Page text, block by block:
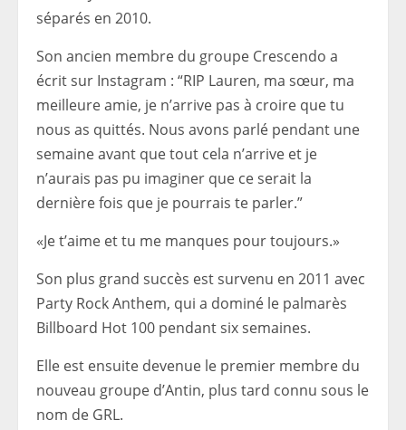
séparés en 2010.
Son ancien membre du groupe Crescendo a
écrit sur Instagram : “RIP Lauren, ma sœur, ma
meilleure amie, je n’arrive pas à croire que tu
nous as quittés. Nous avons parlé pendant une
semaine avant que tout cela n’arrive et je
n’aurais pas pu imaginer que ce serait la
dernière fois que je pourrais te parler.”
«Je t’aime et tu me manques pour toujours.»
Son plus grand succès est survenu en 2011 avec
Party Rock Anthem, qui a dominé le palmarès
Billboard Hot 100 pendant six semaines.
Elle est ensuite devenue le premier membre du
nouveau groupe d’Antin, plus tard connu sous le
nom de GRL.